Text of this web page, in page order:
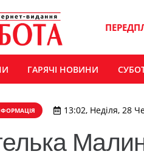
ГАРЯЧІ НОВИНИ
13:02, Неділя, 28